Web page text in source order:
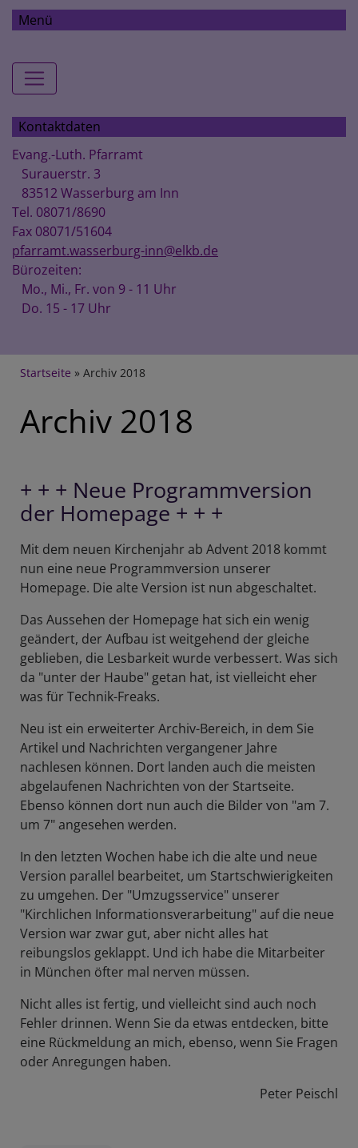
Menü
Hauptnavigation
Kontaktdaten
Evang.-Luth. Pfarramt
Surauerstr. 3
83512 Wasserburg am Inn
Tel. 08071/8690
Fax 08071/51604
pfarramt.wasserburg-inn@elkb.de
Bürozeiten:
Mo., Mi., Fr. von 9 - 11 Uhr
Do. 15 - 17 Uhr
Breadcrumb
Startseite Archiv 2018
Archiv 2018
+ + + Neue Programmversion
der Homepage + + +
Mit dem neuen Kirchenjahr ab Advent 2018 kommt
nun eine neue Programmversion unserer
Homepage. Die alte Version ist nun abgeschaltet.
Das Aussehen der Homepage hat sich ein wenig
geändert, der Aufbau ist weitgehend der gleiche
geblieben, die Lesbarkeit wurde verbessert. Was sich
da "unter der Haube" getan hat, ist vielleicht eher
was für Technik-Freaks.
Neu ist ein erweiterter Archiv-Bereich, in dem Sie
Artikel und Nachrichten vergangener Jahre
nachlesen können. Dort landen auch die meisten
abgelaufenen Nachrichten von der Startseite.
Ebenso können dort nun auch die Bilder von "am 7.
um 7" angesehen werden.
In den letzten Wochen habe ich die alte und neue
Version parallel bearbeitet, um Startschwierigkeiten
zu umgehen. Der "Umzugsservice" unserer
"Kirchlichen Informationsverarbeitung" auf die neue
Version war zwar gut, aber nicht alles hat
reibungslos geklappt. Und ich habe die Mitarbeiter
in München öfter mal nerven müssen.
Nicht alles ist fertig, und vielleicht sind auch noch
Fehler drinnen. Wenn Sie da etwas entdecken, bitte
eine Rückmeldung an mich, ebenso, wenn Sie Fragen
oder Anregungen haben.
Peter Peischl